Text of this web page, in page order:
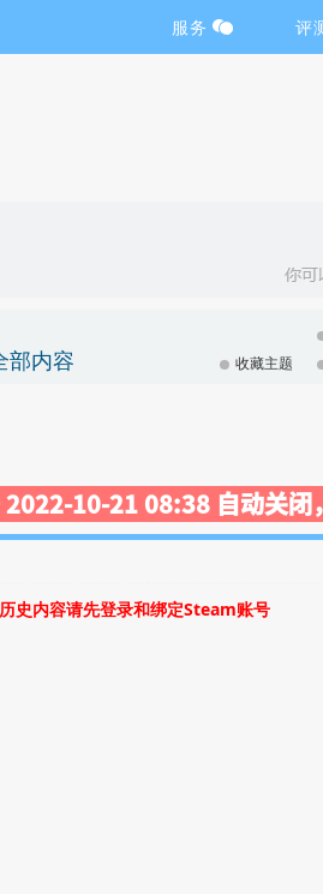
服务 评
部内容
收藏主题
10-21 08:38 自动关闭
史内容请先登录和绑定Steam账号